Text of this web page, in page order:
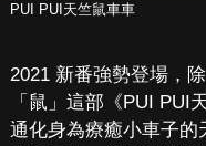
PUI PUI天竺鼠車車
2021 新番強勢登場，
「鼠」這部《PUI PUI
通化身為療癒小車子的